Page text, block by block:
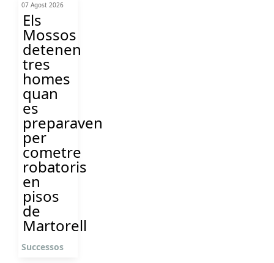
07 Agost 2026
Els
Mossos
detenen
tres
homes
quan
es
preparaven
per
cometre
robatoris
en
pisos
de
Martorell
Successos